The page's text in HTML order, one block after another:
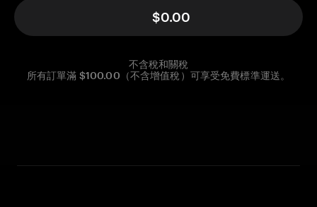
$0.00
不含稅和關稅
所有訂單滿 $100.00（不含增值稅）可享受免費標準運送。